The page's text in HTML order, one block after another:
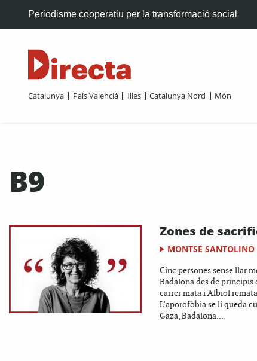
Periodisme cooperatiu per la transformació social
Catalunya País Valencià Illes Catalunya Nord Món
B9
Zones de
MONTSE SANTOLINO
Cinc persones sense llar
Badalona des de principis
carrer mata i Albiol
L’aporofòbia se li queda
Gaza, Badalona...